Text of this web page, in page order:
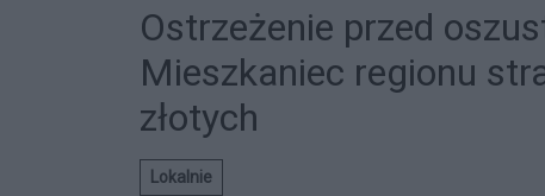
Ostrzeżenie przed
Mieszkaniec regionu
złotych
Lokalnie